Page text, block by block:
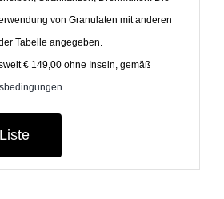
von Granulaten mit anderen
Tabelle angegeben.
€ 149,00 ohne Inseln, gemäß